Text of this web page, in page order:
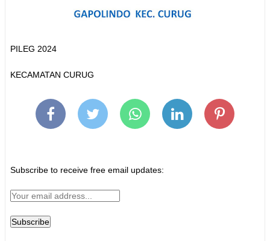
PILEG 2024
KECAMATAN CURUG
Subscribe to receive free email updates: